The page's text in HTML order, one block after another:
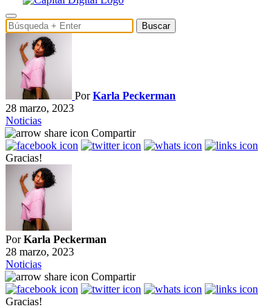
Buscar
PorKarla Peckerman
28 marzo, 2023
Noticias
Compartir
Gracias!
PorKarla Peckerman
28 marzo, 2023
Noticias
Compartir
Gracias!